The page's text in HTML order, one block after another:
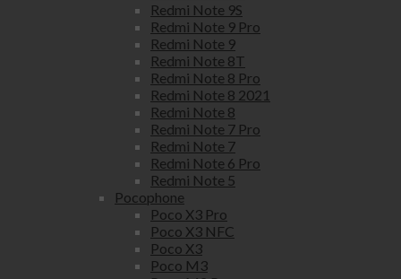
Redmi Note 9S
Redmi Note 9 Pro
Redmi Note 9
Redmi Note 8T
Redmi Note 8 Pro
Redmi Note 8 2021
Redmi Note 8
Redmi Note 7 Pro
Redmi Note 7
Redmi Note 6 Pro
Redmi Note 5
Pocophone
Poco X3 Pro
Poco X3 NFC
Poco X3
Poco M3